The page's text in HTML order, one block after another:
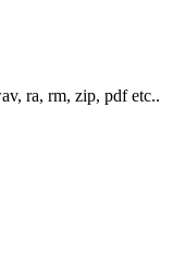
ra, rm, zip, pdf etc..